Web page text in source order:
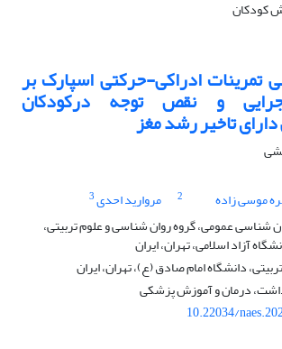
تمرینات ادراکی-حرکتی اسپارک بر
و نقص توجه درکودکان
تاخیر رشد مغز
موسی زاده 2 مروارید احدی3
شناسی عمومی، گروه روان شناسی و علوم تربیتی،
آزاد اسلامی، تهران، ایران
دانشگاه امام صادق (ع)، تهران، ایران
درمان و آموزش پزشکی
10.22034/